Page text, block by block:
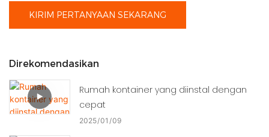
KIRIM PERTANYAAN SEKARANG
Direkomendasikan
Rumah kontainer yang diinstal dengan
cepat
2025 01 09